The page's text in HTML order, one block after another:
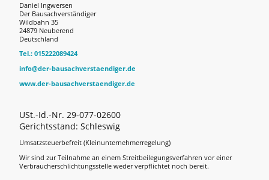
Daniel Ingwersen
Der Bausachverständiger
Wildbahn 35
24879 Neuberend
Deutschland
Tel.: 015222089424
info@der-bausachverstaendiger.de
www.der-bausachverstaendiger.de
USt.-Id.-Nr. 29-077-02600
Gerichtsstand: Schleswig
Umsatzsteuerbefreit (Kleinunternehmerregelung)
Wir sind zur Teilnahme an einem Streitbeilegungsverfahren vor einer
Verbraucherschlichtungsstelle weder verpflichtet noch bereit.